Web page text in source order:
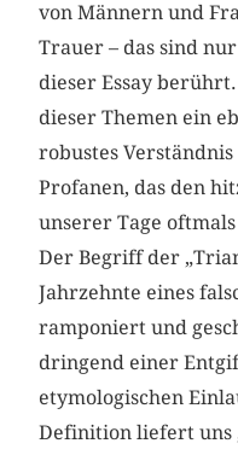
von Männern und
Trauer – das sind
dieser Essay
dieser Themen ein
robustes
Profanen, das den
unserer Tage
Der Begriff der
Jahrzehnte eines
ramponiert und
dringend einer
etymologischen
Definition liefert uns